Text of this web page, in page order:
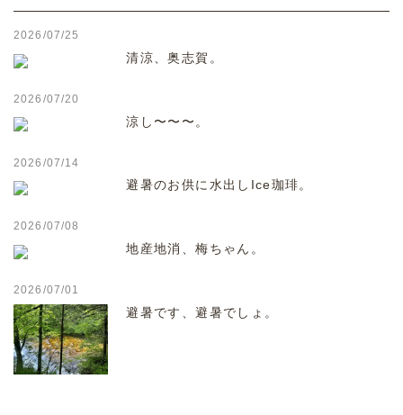
2026/07/25
清涼、奥志賀。
2026/07/20
涼し〜〜〜。
2026/07/14
避暑のお供に水出しIce珈琲。
2026/07/08
地産地消、梅ちゃん。
2026/07/01
避暑です、避暑でしょ。